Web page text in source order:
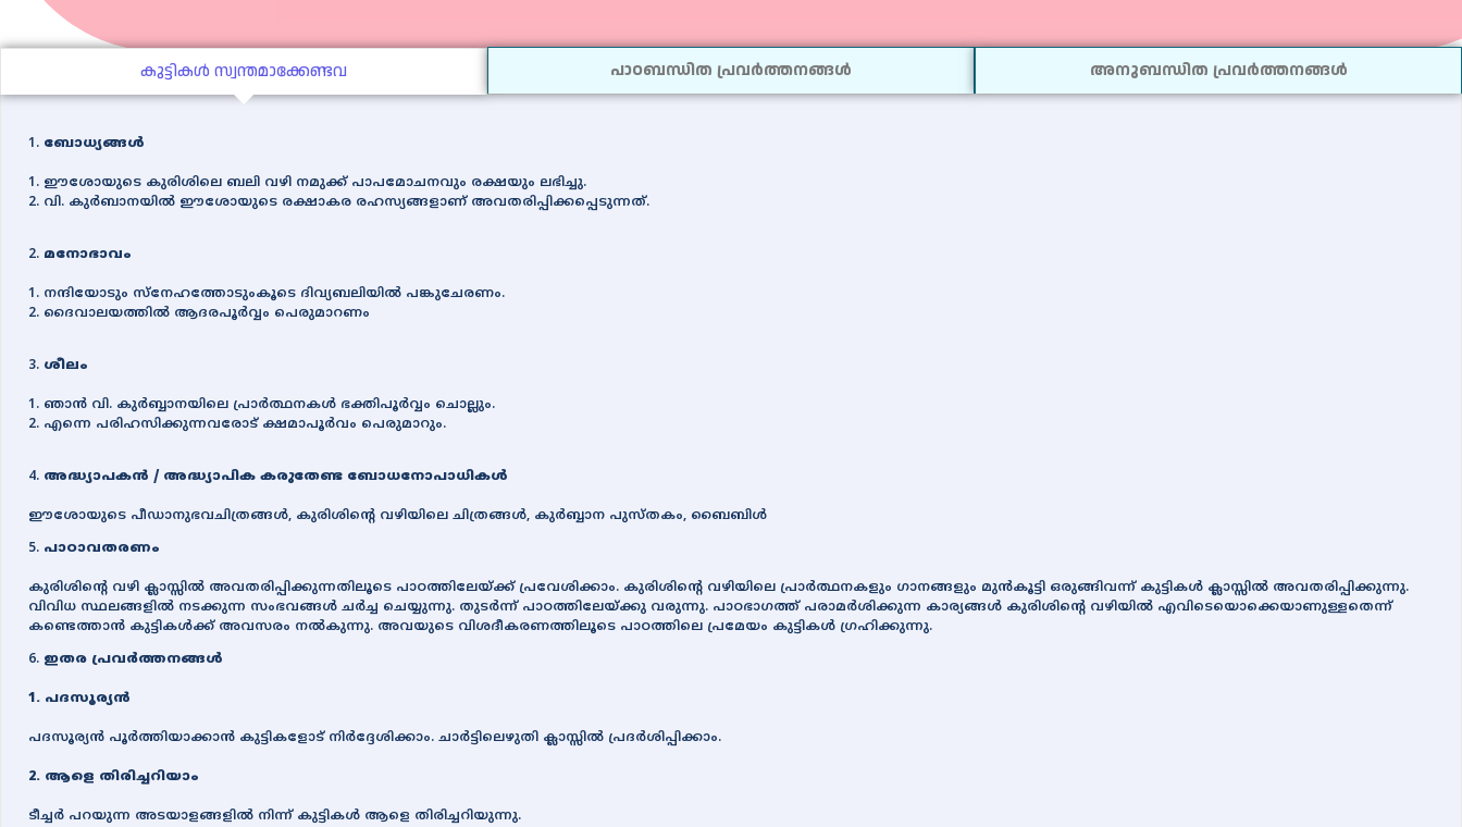
കുട്ടികൾ സ്വന്തമാക്കേണ്ടവ പാഠബന്ധിത പ്രവർത്തനങ്ങൾ അനുബന്ധിത പ്രവർത്തനങ്ങൾ
ബോധ്യങ്ങള്‍
1. ഈശോയുടെ കുരിശിലെ ബലി വഴി നമുക്ക് പാപമോചനവും രക്ഷയും ലഭിച്ചു.
2. വി. കുര്‍ബാനയില്‍ ഈശോയുടെ രക്ഷാകര രഹസ്യങ്ങളാണ് അവതരിപ്പിക്കപ്പെടുന്നത്.
മനോഭാവം
1. നന്ദിയോടും സ്നേഹത്തോടുംകൂടെ ദിവ്യബലിയില്‍ പങ്കുചേരണം.
2. ദൈവാലയത്തില്‍ ആദരപൂര്‍വ്വം പെരുമാറണം
ശീലം
1. ഞാന്‍ വി. കുര്‍ബ്ബാനയിലെ പ്രാര്‍ത്ഥനകള്‍ ഭക്തിപൂര്‍വ്വം ചൊല്ലും.
2. എന്നെ പരിഹസിക്കുന്നവരോട് ക്ഷമാപൂര്‍വം പെരുമാറും.
അദ്ധ്യാപകന്‍ / അദ്ധ്യാപിക കരുതേണ്ട ബോധനോപാധികള്‍
ഈശോയുടെ പീഡാനുഭവചിത്രങ്ങള്‍, കുരിശിന്‍റെ വഴിയിലെ ചിത്രങ്ങള്‍, കുര്‍ബ്ബാന പുസ്തകം, ബൈബിള്‍
പാഠാവതരണം
കുരിശിന്‍റെ വഴി ക്ലാസ്സില്‍ അവതരിപ്പിക്കുന്നതിലൂടെ പാഠത്തിലേയ്ക്ക് പ്രവേശിക്കാം. കുരിശിന്‍റെ വഴിയിലെ പ്രാര്‍ത്ഥനകളും ഗാനങ്ങളും മുന്‍കൂട്ടി ഒരുങ്ങിവന്ന് കുട്ടികള്‍ ക്ലാസ്സില്‍ അവതരിപ്പിക്കുന്നു.
വിവിധ സ്ഥലങ്ങളില്‍ നടക്കുന്ന സംഭവങ്ങള്‍ ചര്‍ച്ച ചെയ്യുന്നു. തുടര്‍ന്ന് പാഠത്തിലേയ്ക്കു വരുന്നു. പാഠഭാഗത്ത് പരാമര്‍ശിക്കുന്ന കാര്യങ്ങള്‍ കുരിശിന്‍റെ വഴിയില്‍ എവിടെയൊക്കെയാണുള്ളതെന്ന്
കണ്ടെത്താന്‍ കുട്ടികള്‍ക്ക് അവസരം നല്‍കുന്നു. അവയുടെ വിശദീകരണത്തിലൂടെ പാഠത്തിലെ പ്രമേയം കുട്ടികള്‍ ഗ്രഹിക്കുന്നു.
ഇതര പ്രവര്‍ത്തനങ്ങള്‍
1. പദസൂര്യന്‍
പദസൂര്യന്‍ പൂര്‍ത്തിയാക്കാന്‍ കുട്ടികളോട് നിര്‍ദ്ദേശിക്കാം. ചാര്‍ട്ടിലെഴുതി ക്ലാസ്സില്‍ പ്രദര്‍ശിപ്പിക്കാം.
2. ആളെ തിരിച്ചറിയാം
ടീച്ചര്‍ പറയുന്ന അടയാളങ്ങളില്‍ നിന്ന് കുട്ടികള്‍ ആളെ തിരിച്ചറിയുന്നു.
നമുക്കു പ്രവര്‍ത്തിക്കാം
തിരുവചനമെഴുതാം